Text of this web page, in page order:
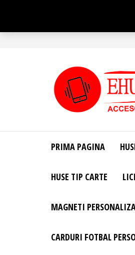
conținut
Site Oficial .
Huse
Personalizate
Huse
Personalizate
Telefon –
– Accesorii
PRIMA PAGINA
HUSE TIP CARTE
MAGNETI
CARDURI FOTBAL